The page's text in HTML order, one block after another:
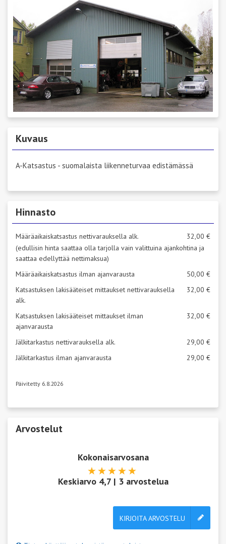
Kuvaus
A-Katsastus - suomalaista liikenneturvaa edistämässä
Hinnasto
Määräaikaiskatsastus nettivarauksella alk.
32,00 €
(edullisin hinta saattaa olla tarjolla vain valittuina ajankohtina ja
saattaa edellyttää nettimaksua)
Määräaikaiskatsastus ilman ajanvarausta
50,00 €
Katsastuksen lakisääteiset mittaukset nettivarauksella
alk.
32,00 €
Katsastuksen lakisääteiset mittaukset ilman
ajanvarausta
32,00 €
Jälkitarkastus nettivarauksella alk.
29,00 €
Jälkitarkastus ilman ajanvarausta
29,00 €
Päivitetty 6.8.2026
Arvostelut
Kokonaisarvosana
Keskiarvo 4,7| 3arvostelua
KIRJOITA ARVOSTELU